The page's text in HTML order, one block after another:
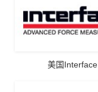
美国Interface